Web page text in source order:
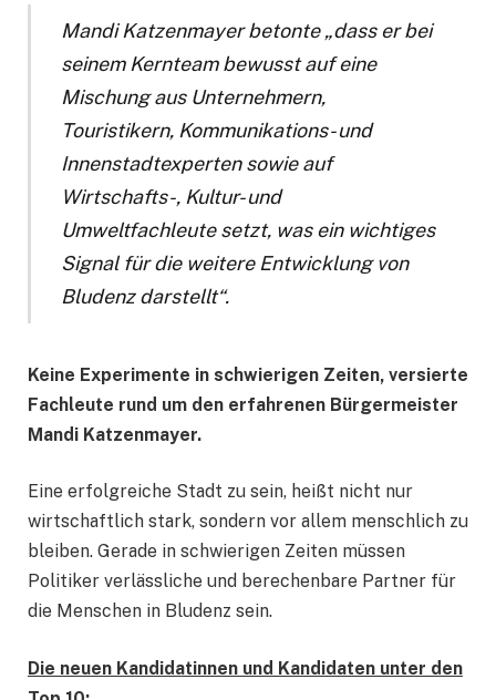
Mandi Katzenmayer betonte „dass er bei
seinem Kernteam bewusst auf eine
Mischung aus Unternehmern,
Touristikern, Kommunikations- und
Innenstadtexperten sowie auf
Wirtschafts-, Kultur- und
Umweltfachleute setzt, was ein wichtiges
Signal für die weitere Entwicklung von
Bludenz darstellt“.
Keine Experimente in schwierigen Zeiten, versierte
Fachleute rund um den erfahrenen Bürgermeister
Mandi Katzenmayer.
Eine erfolgreiche Stadt zu sein, heißt nicht nur
wirtschaftlich stark, sondern vor allem menschlich zu
bleiben. Gerade in schwierigen Zeiten müssen
Politiker verlässliche und berechenbare Partner für
die Menschen in Bludenz sein.
Die neuen Kandidatinnen und Kandidaten unter den